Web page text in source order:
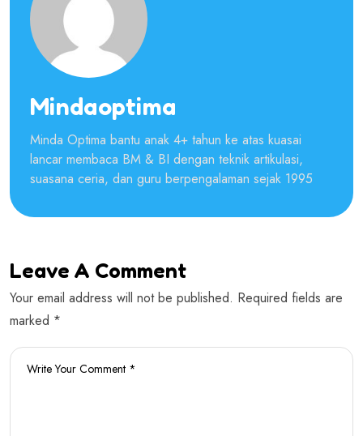
Mindaoptima
Minda Optima bantu anak 4+ tahun ke atas kuasai
lancar membaca BM & BI dengan teknik artikulasi,
suasana ceria, dan guru berpengalaman sejak 1995
Leave A Comment
Your email address will not be published. Required fields are
marked *